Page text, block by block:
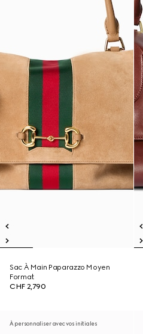
Sac À Main Paparazzo Moyen
Format
CHF 2,790
À personnaliser avec vos initiales